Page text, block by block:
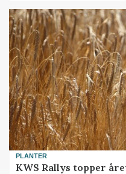
PLANTER
KWS Rallys topper